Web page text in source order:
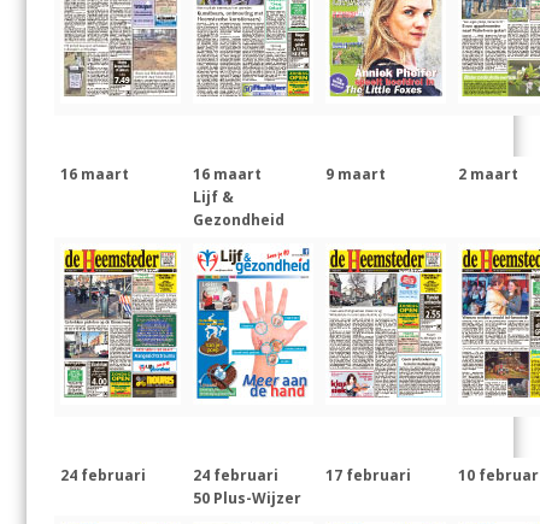
16 maart
16 maart
Lijf &
Gezondheid
9 maart 2 maart
24 februari
24 februari
50 Plus-Wijzer
17 februari 10